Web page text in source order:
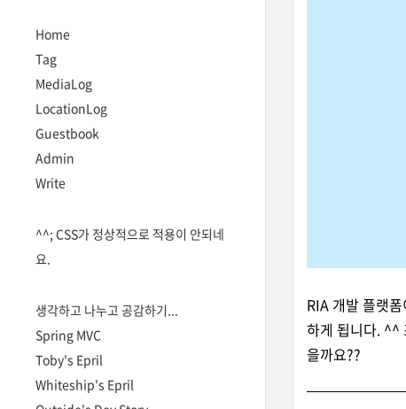
Home
Tag
MediaLog
LocationLog
Guestbook
Admin
Write
^^; CSS가 정상적으로 적용이 안되네
요.
생각하고 나누고 공감하기...
Spring MVC
Toby's Epril
Whiteship's Epril
RIA 개발 플랫
하게 됩니다. ^^
을까요??